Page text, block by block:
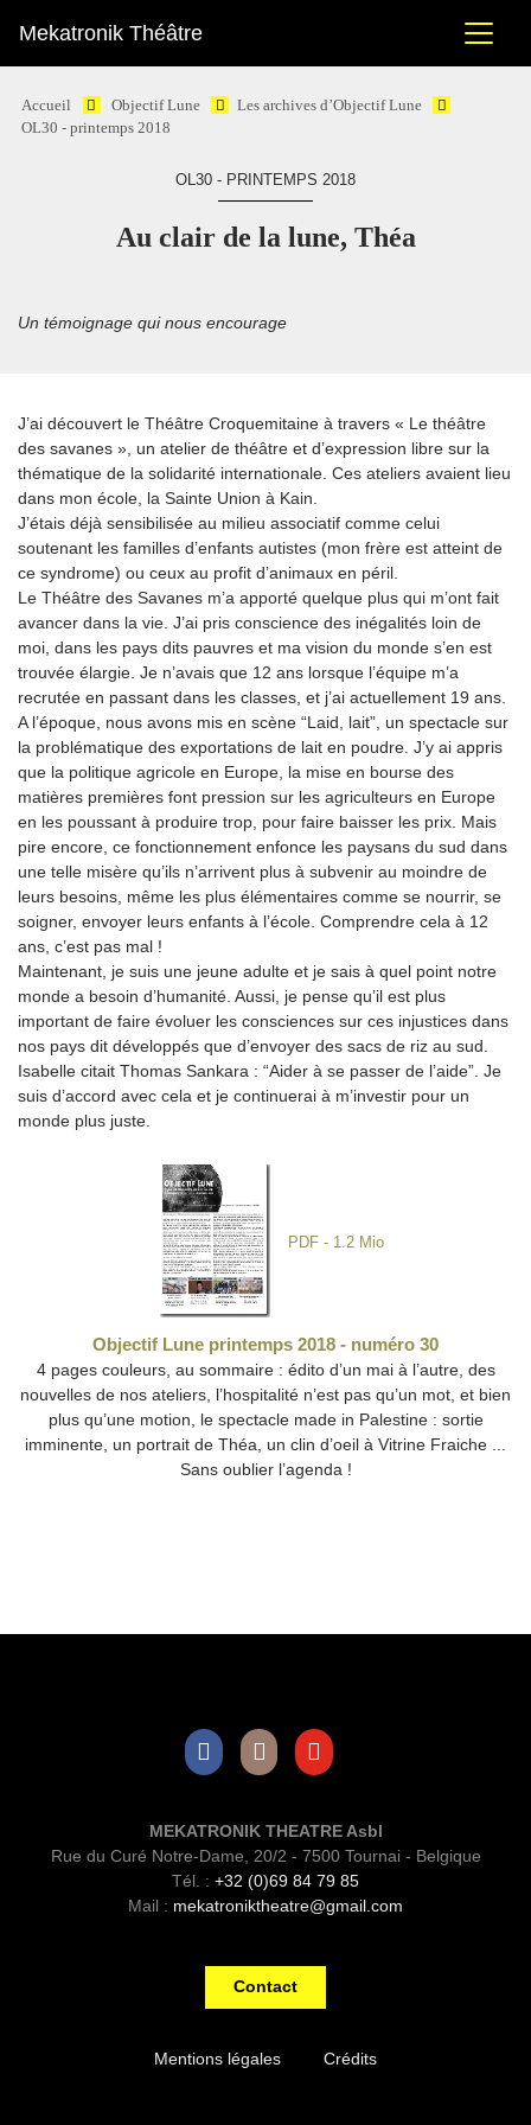
Mekatronik Théâtre
Accueil Objectif Lune
Les archives d’Objectif Lune
OL30 - printemps 2018
OL30 - PRINTEMPS 2018
Au clair de la lune, Théa
Un témoignage qui nous encourage
J’ai découvert le Théâtre Croquemitaine à travers « Le théâtre
des savanes », un atelier de théâtre et d’expression libre sur la
thématique de la solidarité internationale. Ces ateliers avaient lieu
dans mon école, la Sainte Union à Kain.
J’étais déjà sensibilisée au milieu associatif comme celui
soutenant les familles d’enfants autistes (mon frère est atteint de
ce syndrome) ou ceux au profit d’animaux en péril.
Le Théâtre des Savanes m’a apporté quelque plus qui m’ont fait
avancer dans la vie. J’ai pris conscience des inégalités loin de
moi, dans les pays dits pauvres et ma vision du monde s’en est
trouvée élargie. Je n’avais que 12 ans lorsque l’équipe m’a
recrutée en passant dans les classes, et j’ai actuellement 19 ans.
A l’époque, nous avons mis en scène “Laid, lait”, un spectacle sur
la problématique des exportations de lait en poudre. J’y ai appris
que la politique agricole en Europe, la mise en bourse des
matières premières font pression sur les agriculteurs en Europe
en les poussant à produire trop, pour faire baisser les prix. Mais
pire encore, ce fonctionnement enfonce les paysans du sud dans
une telle misère qu’ils n’arrivent plus à subvenir au moindre de
leurs besoins, même les plus élémentaires comme se nourrir, se
soigner, envoyer leurs enfants à l’école. Comprendre cela à 12
ans, c’est pas mal !
Maintenant, je suis une jeune adulte et je sais à quel point notre
monde a besoin d’humanité. Aussi, je pense qu’il est plus
important de faire évoluer les consciences sur ces injustices dans
nos pays dit développés que d’envoyer des sacs de riz au sud.
Isabelle citait Thomas Sankara : “Aider à se passer de l’aide”. Je
suis d’accord avec cela et je continuerai à m’investir pour un
monde plus juste.
PDF - 1.2 Mio
Objectif Lune printemps 2018 - numéro 30
4 pages couleurs, au sommaire : édito d’un mai à l’autre, des
nouvelles de nos ateliers, l’hospitalité n’est pas qu’un mot, et bien
plus qu’une motion, le spectacle made in Palestine : sortie
imminente, un portrait de Théa, un clin d’oeil à Vitrine Fraiche ...
Sans oublier l’agenda !
MEKATRONIK THEATRE Asbl
Rue du Curé Notre-Dame, 20/2 - 7500 Tournai - Belgique
Tél. : +32 (0)69 84 79 85
Mail : mekatroniktheatre@gmail.com
Contact
Mentions légales Crédits